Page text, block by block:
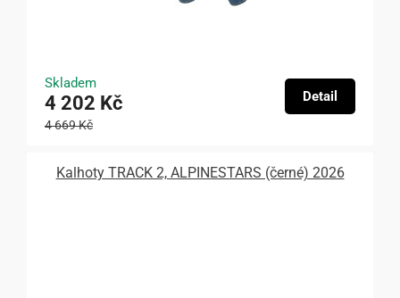
Skladem
4 202 Kč
4 669 Kč
Detail
Kalhoty TRACK 2, ALPINESTARS (černé) 2026